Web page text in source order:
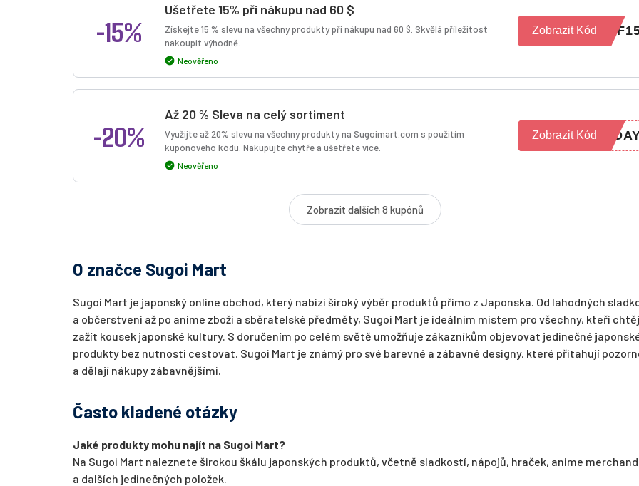
-15%
Ušetřete 15% při nákupu nad 60 $
Získejte 15 % slevu na všechny produkty při nákupu nad 60 $. Skvělá příležitost
nakoupit výhodně.
Neověřeno
Zobrazit Kód
-20%
Až 20 % Sleva na celý sortiment
Využijte až 20% slevu na všechny produkty na Sugoimart.com s použitím
kupónového kódu. Nakupujte chytře a ušetřete více.
Neověřeno
Zobrazit Kód
Zobrazit dalších 8 kupónů
O značce Sugoi Mart
Sugoi Mart je japonský online obchod, který nabízí široký výběr produktů přímo z Japonska. Od lahodných
a občerstvení až po anime zboží a sběratelské předměty, Sugoi Mart je ideálním místem pro všechny, kteří
zažít kousek japonské kultury. S doručením po celém světě umožňuje zákazníkům objevovat jedinečné
produkty bez nutnosti cestovat. Sugoi Mart je známý pro své barevné a zábavné designy, které přitahují
a dělají nákupy zábavnějšími.
Často kladené otázky
Jaké produkty mohu najít na Sugoi Mart?
Na Sugoi Mart naleznete širokou škálu japonských produktů, včetně sladkostí, nápojů, hraček, anime
a dalších jedinečných položek.